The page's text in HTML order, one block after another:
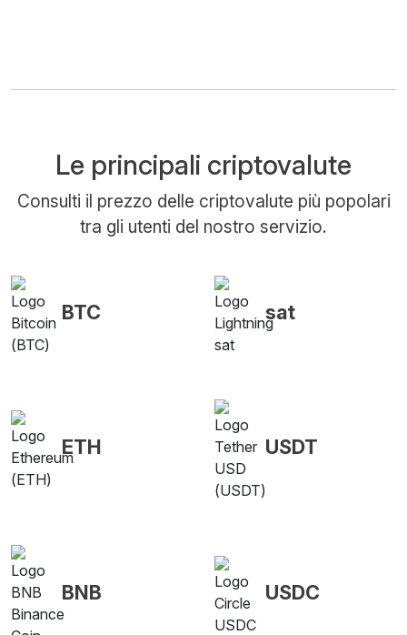
Le principali criptovalute
Consulti il prezzo delle criptovalute più popolari
tra gli utenti del nostro servizio.
BTC sat
ETH USDT
BNB USDC